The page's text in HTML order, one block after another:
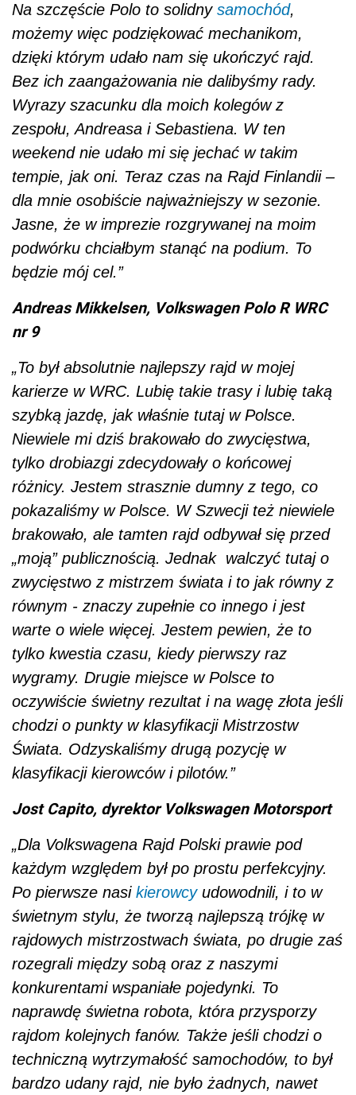
Na szczęście Polo to solidny samochód,
możemy więc podziękować mechanikom,
dzięki którym udało nam się ukończyć rajd.
Bez ich zaangażowania nie dalibyśmy rady.
Wyrazy szacunku dla moich kolegów z
zespołu, Andreasa i Sebastiena. W ten
weekend nie udało mi się jechać w takim
tempie, jak oni. Teraz czas na Rajd Finlandii –
dla mnie osobiście najważniejszy w sezonie.
Jasne, że w imprezie rozgrywanej na moim
podwórku chciałbym stanąć na podium. To
będzie mój cel.”
Andreas Mikkelsen, Volkswagen Polo R WRC
nr 9
„To był absolutnie najlepszy rajd w mojej
karierze w WRC. Lubię takie trasy i lubię taką
szybką jazdę, jak właśnie tutaj w Polsce.
Niewiele mi dziś brakowało do zwycięstwa,
tylko drobiazgi zdecydowały o końcowej
różnicy. Jestem strasznie dumny z tego, co
pokazaliśmy w Polsce. W Szwecji też niewiele
brakowało, ale tamten rajd odbywał się przed
„moją” publicznością. Jednak walczyć tutaj o
zwycięstwo z mistrzem świata i to jak równy z
równym - znaczy zupełnie co innego i jest
warte o wiele więcej. Jestem pewien, że to
tylko kwestia czasu, kiedy pierwszy raz
wygramy. Drugie miejsce w Polsce to
oczywiście świetny rezultat i na wagę złota jeśli
chodzi o punkty w klasyfikacji Mistrzostw
Świata. Odzyskaliśmy drugą pozycję w
klasyfikacji kierowców i pilotów.”
Jost Capito, dyrektor Volkswagen Motorsport
„Dla Volkswagena Rajd Polski prawie pod
każdym względem był po prostu perfekcyjny.
Po pierwsze nasi kierowcyudowodnili, i to w
świetnym stylu, że tworzą najlepszą trójkę w
rajdowych mistrzostwach świata, po drugie zaś
rozegrali między sobą oraz z naszymi
konkurentami wspaniałe pojedynki. To
naprawdę świetna robota, która przysporzy
rajdom kolejnych fanów. Także jeśli chodzi o
techniczną wytrzymałość samochodów, to był
bardzo udany rajd, nie było żadnych, nawet